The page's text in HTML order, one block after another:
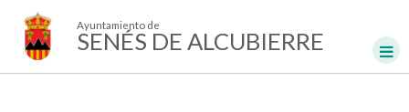
Ayuntamiento de
SENÉS DE ALCUBIERRE